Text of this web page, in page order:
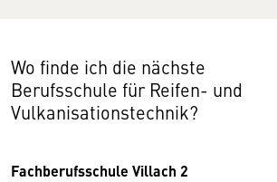
Wo finde ich die nächste
Berufsschule für Reifen- und
Vulkanisationstechnik?
Fachberufsschule Villach 2